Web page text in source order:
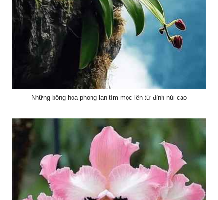
Những bông hoa phong lan tím mọc lên từ đỉnh núi cao